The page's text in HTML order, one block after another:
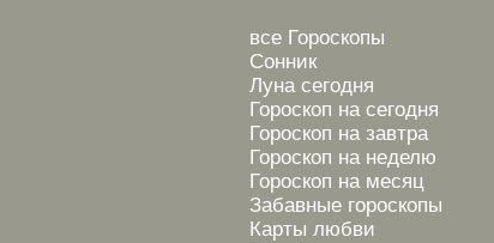
все Гороскопы
Сонник
Луна сегодня
Гороскоп на сегодня
Гороскоп на завтра
Гороскоп на неделю
Гороскоп на месяц
Забавные гороскопы
Карты любви